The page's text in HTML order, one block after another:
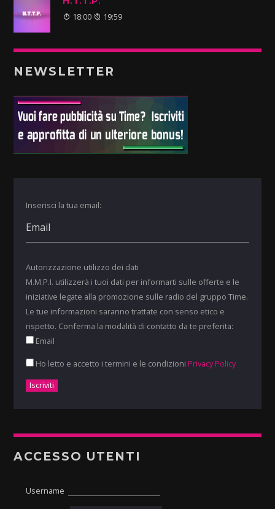
18:00 19:59
NEWSLETTER
Inserisci la tua email:
Autorizzazione utilizzo dei dati
M.M.P.I. utilizzerà i tuoi dati per informarti sulle offerte e le
iniziative legate alla promozione sulle radio del gruppo Time.
Le tue informazioni saranno trattate con senso etico e
rispetto. Conferma la modalità di contatto da te preferita:
Email
Ho letto e accetto i termini e le condizioni Privacy Policy
ACCESSO UTENTI
Username